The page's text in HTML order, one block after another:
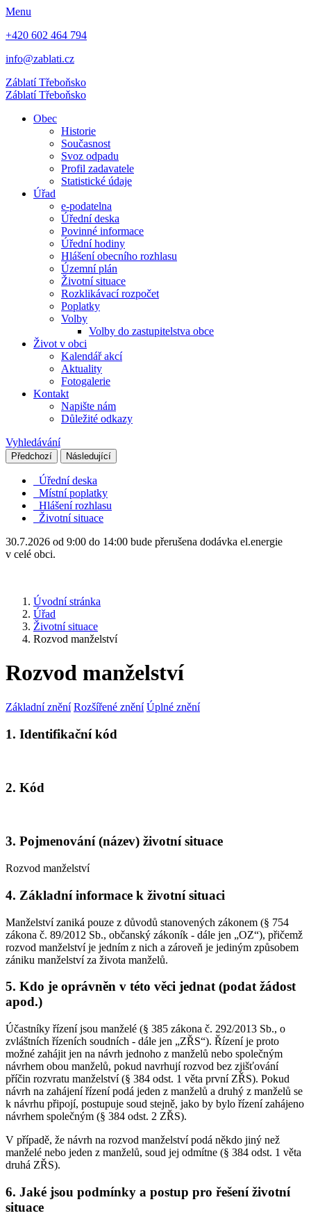
Menu
+420 602 464 794
info@zablati.cz
ZáblatíTřeboňsko
ZáblatíTřeboňsko
Obec
Historie
Současnost
Svoz odpadu
Profil zadavatele
Statistické údaje
Úřad
e-podatelna
Úřední deska
Povinné informace
Úřední hodiny
Hlášení obecního rozhlasu
Územní plán
Životní situace
Rozklikávací rozpočet
Poplatky
Volby
Volby do zastupitelstva obce
Život v obci
Kalendář akcí
Aktuality
Fotogalerie
Kontakt
Napište nám
Důležité odkazy
Vyhledávání
Předchozí Následující
Úřední deska
Místní poplatky
Hlášení rozhlasu
Životní situace
30.7.2026 od 9:00 do 14:00 bude přerušena dodávka el.energie
v celé obci.
Úvodní stránka
Úřad
Životní situace
Rozvod manželství
Rozvod manželství
Základní znění Rozšířené znění Úplné znění
1. Identifikační kód
2. Kód
3. Pojmenování (název) životní situace
Rozvod manželství
4. Základní informace k životní situaci
Manželství zaniká pouze z důvodů stanovených zákonem (§ 754
zákona č. 89/2012 Sb., občanský zákoník - dále jen „OZ“), přičemž
rozvod manželství je jedním z nich a zároveň je jediným způsobem
zániku manželství za života manželů.
5. Kdo je oprávněn v této věci jednat (podat žádost
apod.)
Účastníky řízení jsou manželé (§ 385 zákona č. 292/2013 Sb., o
zvláštních řízeních soudních - dále jen „ZŘS“). Řízení je proto
možné zahájit jen na návrh jednoho z manželů nebo společným
návrhem obou manželů, pokud navrhují rozvod bez zjišťování
příčin rozvratu manželství (§ 384 odst. 1 věta první ZŘS). Pokud
návrh na zahájení řízení podá jeden z manželů a druhý z manželů se
k návrhu připojí, postupuje soud stejně, jako by bylo řízení zahájeno
návrhem společným (§ 384 odst. 2 ZŘS).
V případě, že návrh na rozvod manželství podá někdo jiný než
manželé nebo jeden z manželů, soud jej odmítne (§ 384 odst. 1 věta
druhá ZŘS).
6. Jaké jsou podmínky a postup pro řešení životní
situace